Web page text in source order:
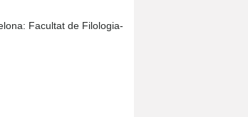
Facultat de Filologia-